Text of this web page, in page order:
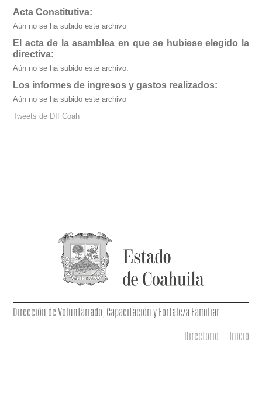
Acta Constitutiva:
Aún no se ha subido este archivo
El acta de la asamblea en que se hubiese elegido la
directiva:
Aún no se ha subido este archivo.
Los informes de ingresos y gastos realizados:
Aún no se ha subido este archivo
Tweets de DIFCoah
Dirección de Voluntariado, Capacitación y Fortaleza Familiar.
Directorio Inicio